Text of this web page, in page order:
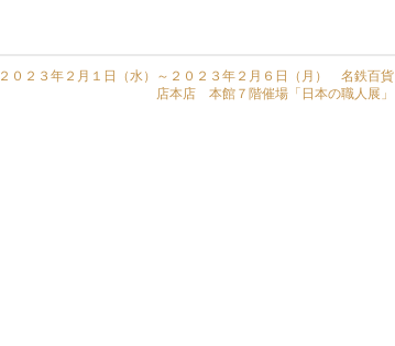
２０２３年２月１日（水）～２０２３年２月６日（月） 名鉄百貨
店本店 本館７階催場「日本の職人展」